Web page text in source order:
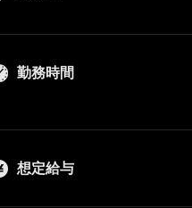
勤務時間
想定給与